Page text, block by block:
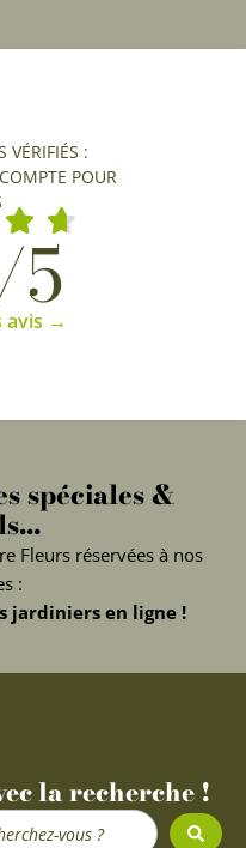
VÉRIFIÉS :
POUR
avis →
spéciales &
Fleurs réservées à nos
:
jardiniers en ligne !
la recherche !